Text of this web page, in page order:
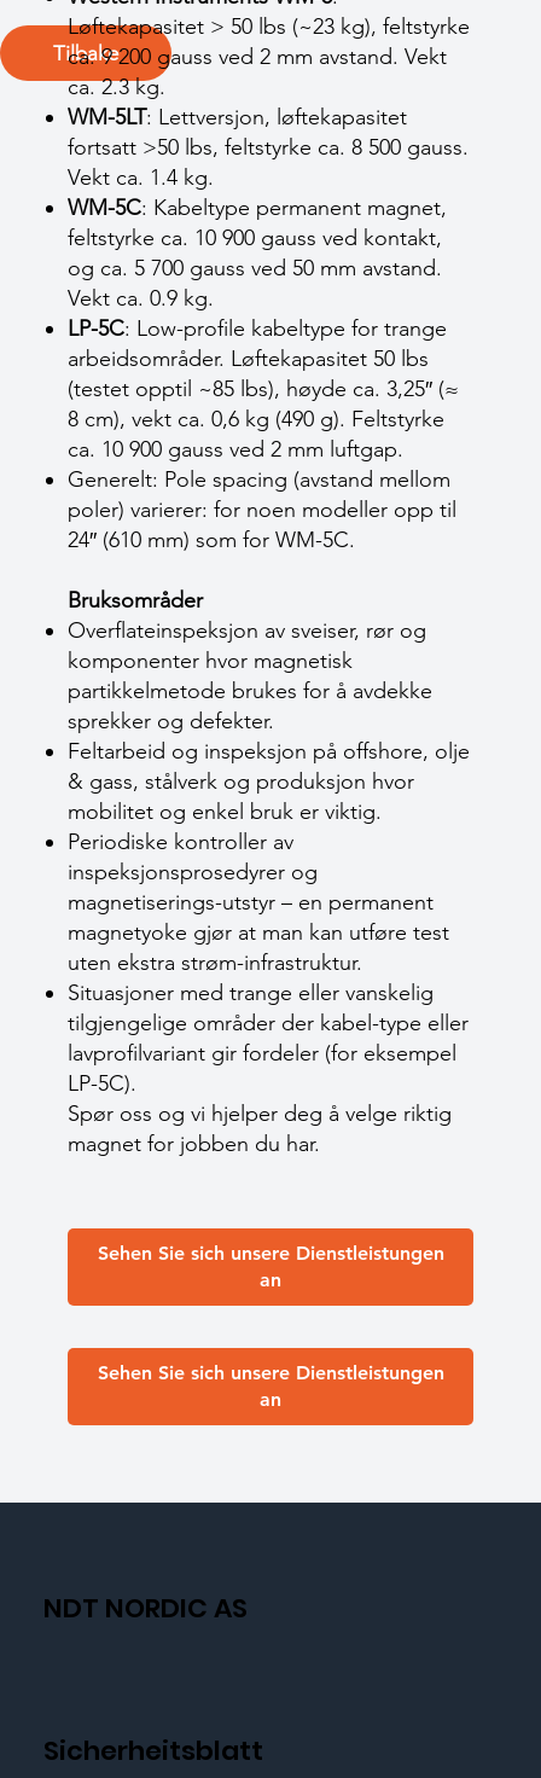
Tilbake
Løftekapasitet > 50 lbs (~23 kg), feltstyrke
ca. 9 200 gauss ved 2 mm avstand. Vekt
ca. 2.3 kg.
WM-5LT: Lettversjon, løftekapasitet
fortsatt >50 lbs, feltstyrke ca. 8 500 gauss.
Vekt ca. 1.4 kg.
WM-5C: Kabeltype permanent magnet,
feltstyrke ca. 10 900 gauss ved kontakt,
og ca. 5 700 gauss ved 50 mm avstand.
Vekt ca. 0.9 kg.
LP-5C: Low-profile kabeltype for trange
arbeidsområder. Løftekapasitet 50 lbs
(testet opptil ~85 lbs), høyde ca. 3,25″ (≈
8 cm), vekt ca. 0,6 kg (490 g). Feltstyrke
ca. 10 900 gauss ved 2 mm luftgap.
Generelt: Pole spacing (avstand mellom
poler) varierer: for noen modeller opp til
24″ (610 mm) som for WM-5C.
Bruksområder
Overflate­inspeksjon av sveiser, rør og
komponenter hvor magnetisk
partikkelmetode brukes for å avdekke
sprekker og defekter.
Feltarbeid og inspeksjon på offshore, olje
& gass, stålverk og produksjon hvor
mobilitet og enkel bruk er viktig.
Periodiske kontroller av
inspeksjonsprosedyrer og
magnetiserings-utstyr – en permanent
magnet­yoke gjør at man kan utføre test
uten ekstra strøm-infrastruktur.
Situasjoner med trange eller vanskelig
tilgjengelige områder der kabel-type eller
lavprofilvariant gir fordeler (for eksempel
LP-5C).
Spør oss og vi hjelper deg å velge riktig
magnet for jobben du har.
Sehen Sie sich unsere Dienstleistungen
an
Sehen Sie sich unsere Dienstleistungen
an
NDT NORDIC AS
Sicherheitsblatt